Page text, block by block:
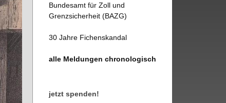
Bundesamt für Zoll und
Grenzsicherheit (BAZG)
30 Jahre Fichenskandal
alle Meldungen chronologisch
jetzt spenden!